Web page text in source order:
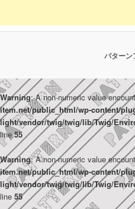
パターン
Warning: A non-numeric value
item.net/public_html/wp-content/
light/vendor/twig/twig/lib/Twig/
line55
Warning: A non-numeric value
item.net/public_html/wp-content/
light/vendor/twig/twig/lib/Twig/
line 55